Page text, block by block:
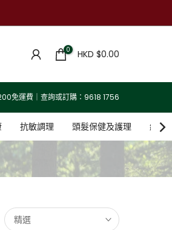
0 HKD $0.00
免運費｜查詢或訂購：9618 1756
抗敏調理 頭髮保健及護理 維他
精選